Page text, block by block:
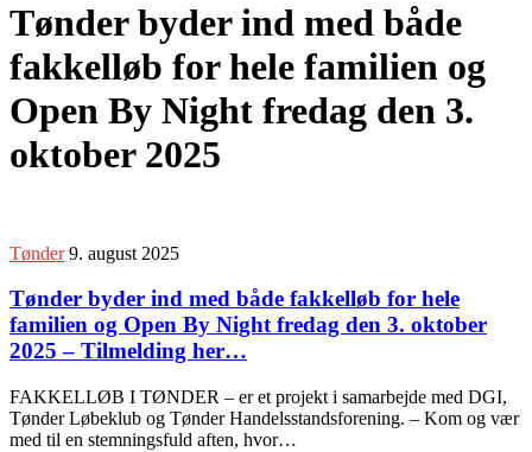
Tønder byder ind med både
fakkelløb for hele familien og
Open By Night fredag den 3.
oktober 2025
Tønder 9. august 2025
Tønder byder ind med både fakkelløb for hele
familien og Open By Night fredag den 3. oktober
2025 – Tilmelding her…
FAKKELLØB I TØNDER – er et projekt i samarbejde med DGI,
Tønder Løbeklub og Tønder Handelsstandsforening. – Kom og vær
med til en stemningsfuld aften, hvor…